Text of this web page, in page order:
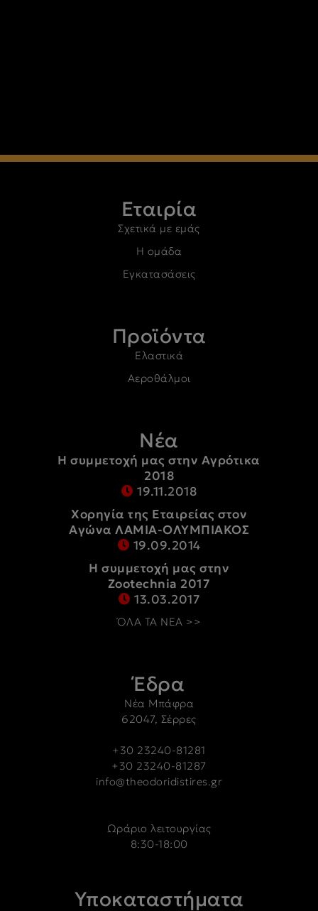
Εταιρία
Σχετικά με εμάς
Η ομάδα
Εγκατασάσεις
Προϊόντα
Ελαστικά
Αεροθάλμοι
Νέα
Η συμμετοχή μας στην Αγρότικα
2018
19.11.2018
Χορηγία της Εταιρείας στον
Αγώνα ΛΑΜΙΑ-ΟΛΥΜΠΙΑΚΟΣ
19.09.2014
Η συμμετοχή μας στην
Zootechnia 2017
13.03.2017
ΌΛΑ ΤΑ ΝΕΑ >>
Έδρα
Νέα Μπάφρα
62047, Σέρρες
+30 23240-81281
+30 23240-81287
info@theodoridistires.gr
Ωράριο λειτουργίας
8:30-18:00
Υποκαταστήματα